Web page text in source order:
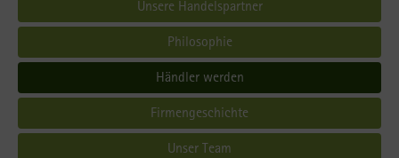
Unsere Handelspartner
Philosophie
Händler werden
Firmengeschichte
Unser Team